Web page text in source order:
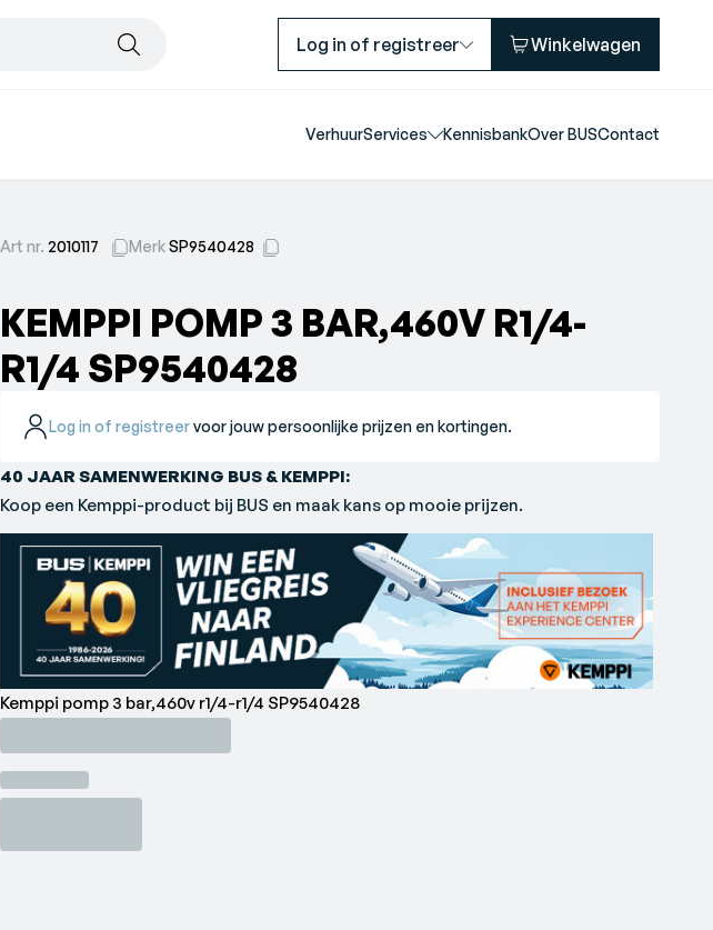
Log in of registreer Winkelwagen
VerhuurServices KennisbankOver BUSContact
Art nr.2010117 MerkSP9540428
KEMPPI POMP 3 BAR,460V R1/4-
R1/4 SP9540428
Log in of registreervoor jouw persoonlijke prijzen en kortingen.
40 JAAR SAMENWERKING BUS & KEMPPI:
Koop een Kemppi-product bij BUS en maak kans op mooie prijzen.
Kemppi pomp 3 bar,460v r1/4-r1/4 SP9540428